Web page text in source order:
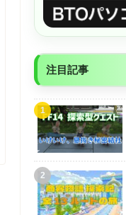
注目記事